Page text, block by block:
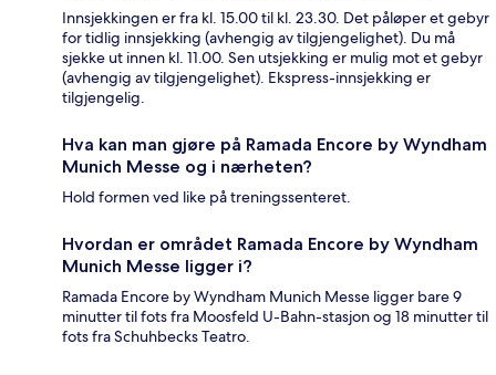
Innsjekkingen er fra kl. 15.00 til kl. 23.30. Det påløper et gebyr
for tidlig innsjekking (avhengig av tilgjengelighet). Du må
sjekke ut innen kl. 11.00. Sen utsjekking er mulig mot et gebyr
(avhengig av tilgjengelighet). Ekspress-innsjekking er
tilgjengelig.
Hva kan man gjøre på Ramada Encore by Wyndham
Munich Messe og i nærheten?
Hold formen ved like på treningssenteret.
Hvordan er området Ramada Encore by Wyndham
Munich Messe ligger i?
Ramada Encore by Wyndham Munich Messe ligger bare 9
minutter til fots fra Moosfeld U-Bahn-stasjon og 18 minutter til
fots fra Schuhbecks Teatro.